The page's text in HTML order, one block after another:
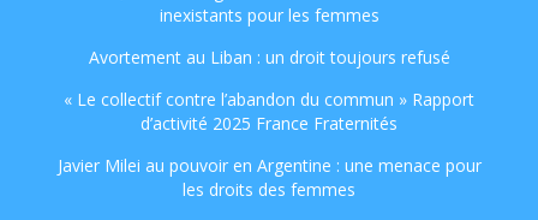
inexistants pour les femmes
Avortement au Liban : un droit toujours refusé
« Le collectif contre l’abandon du commun » Rapport
d’activité 2025 France Fraternités
Javier Milei au pouvoir en Argentine : une menace pour
les droits des femmes